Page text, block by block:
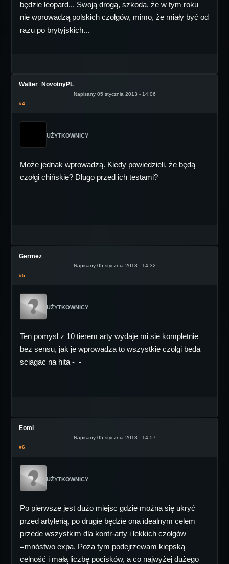
będzie leopard... Swoją drogą, szkoda, że w tym roku
nie wprowadzą polskich czołgów, mimo, że miały być od
razu po brytyjskich...
Walter_NovotnyPL
Napisany 05 stycznia 2013 - 14:06
#4
UŻYTKOWNICY
Może jednak wprowadzą. Kiedy powiedzieli, że będą
czołgi chińskie? Długo przed ich testami?
Germez
Napisany 05 stycznia 2013 - 14:32
#5
UŻYTKOWNICY
Ten pomysl z 10 tierem arty wydaje mi sie kompletnie
bez sensu, jak je wprowadza to wszystkie czolgi beda
sciagac na hita -_-
Eomi
Napisany 05 stycznia 2013 - 14:57
#6
UŻYTKOWNICY
Po pierwsze jest dużo miejsc gdzie można się ukryć
przed artylerią, po drugie będzie ona idealnym celem
przede wszystkim dla kontr-arty i lekkich czołgów
=mnóstwo expa. Poza tym podejrzewam kiepską
celność i małą liczbę pocisków, a co najwyżej dużego